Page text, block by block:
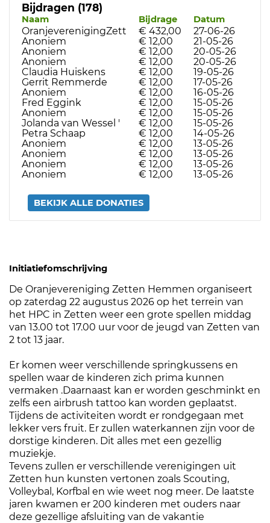
Bijdragen (178)
Naam Bijdrage Datum
OranjeverenigingZett € 432,00
27-06-26
Anoniem
€ 12,00
21-05-26
Anoniem
€ 12,00
20-05-26
Anoniem
€ 12,00
20-05-26
Claudia Huiskens
€ 12,00
19-05-26
Gerrit Remmerde
€ 12,00
17-05-26
Anoniem
€ 12,00
16-05-26
Fred Eggink
€ 12,00
15-05-26
Anoniem
€ 12,00
15-05-26
Jolanda van Wessel '
€ 12,00
15-05-26
Petra Schaap
€ 12,00
14-05-26
Anoniem
€ 12,00
13-05-26
Anoniem
€ 12,00
13-05-26
Anoniem
€ 12,00
13-05-26
Anoniem
€ 12,00 13-05-26
BEKIJK ALLE DONATIES
Initiatiefomschrijving
De Oranjevereniging Zetten Hemmen organiseert
op zaterdag 22 augustus 2026 op het terrein van
het HPC in Zetten weer een grote spellen middag
van 13.00 tot 17.00 uur voor de jeugd van Zetten van
2 tot 13 jaar.
Er komen weer verschillende springkussens en
spellen waar de kinderen zich prima kunnen
vermaken .Daarnaast kan er worden geschminkt en
zelfs een airbrush tattoo kan worden geplaatst.
Tijdens de activiteiten wordt er rondgegaan met
lekker vers fruit. Er zullen waterkannen zijn voor de
dorstige kinderen. Dit alles met een gezellig
muziekje.
Tevens zullen er verschillende verenigingen uit
Zetten hun kunsten vertonen zoals Scouting,
Volleybal, Korfbal en wie weet nog meer. De laatste
jaren kwamen er 200 kinderen met ouders naar
deze gezellige afsluiting van de vakantie